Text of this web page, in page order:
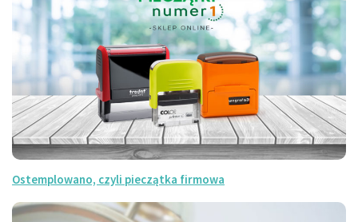
Ostemplowano, czyli pieczątka firmowa